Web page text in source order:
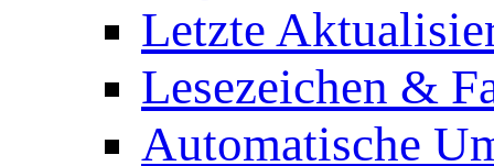
Letzte
Lesezeichen &
Automatische